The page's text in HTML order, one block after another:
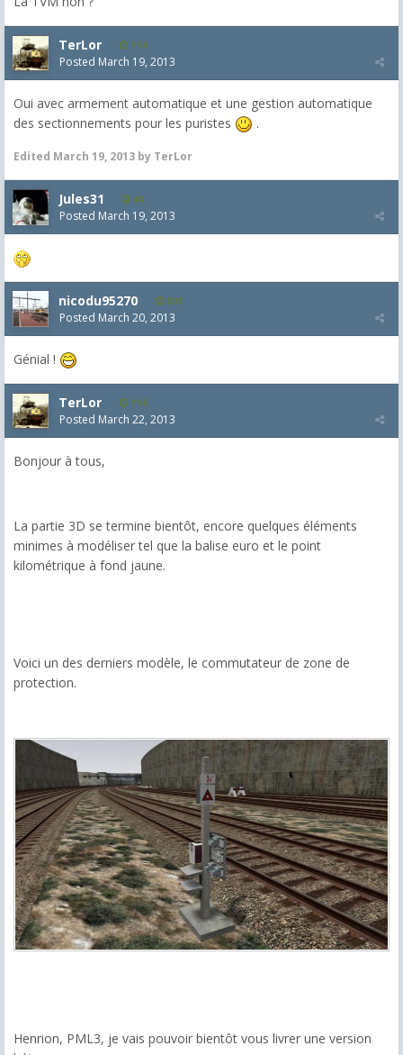
TerLor 114
Posted March 19, 2013
Oui avec armement automatique et une gestion automatique
des sectionnements pour les puristes
.
Edited March 19, 2013 by TerLor
Jules31 44
Posted March 19, 2013
nicodu95270 801
Posted March 20, 2013
Génial !
TerLor 114
Posted March 22, 2013
Bonjour à tous,
La partie 3D se termine bientôt, encore quelques éléments
minimes à modéliser tel que la balise euro et le point
kilométrique à fond jaune.
Voici un des derniers modèle, le commutateur de zone de
protection.
Henrion, PML3, je vais pouvoir bientôt vous livrer une version